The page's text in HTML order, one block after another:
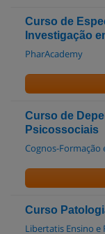
Curso de
Investigação
PharAcademy
Curso de
Psicossociais
Cognos-Formação
Curso
Libertatis Ensino e